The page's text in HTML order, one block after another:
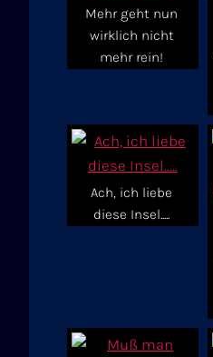
Mehr geht nun
wirklich nicht
mehr rein!
Ach, ich liebe
diese Insel.....